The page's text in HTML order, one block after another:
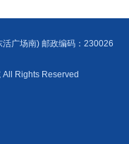
广场南) 邮政编码：230026
Rights Reserved